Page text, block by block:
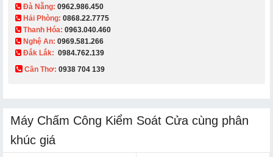
Đà Nẵng: 0962.986.450
Hải Phòng: 0868.22.7775
Thanh Hóa: 0963.040.460
Nghệ An: 0969.581.266
Đắk Lắk: 0984.762.139
Cần Thơ: 0938 704 139​
Máy Chấm Công Kiểm Soát Cửa cùng phân
khúc giá